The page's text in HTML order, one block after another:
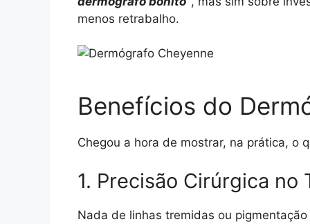
menos retrabalho.
Benefícios do
Chegou a hora de mostrar, na prática, o
1. Precisão Cirúrgica no
Nada de linhas tremidas ou